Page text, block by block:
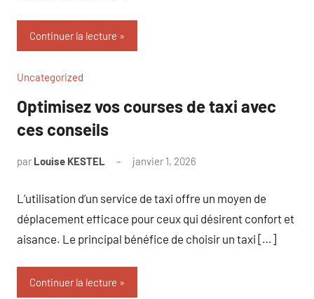
Continuer la lecture
Uncategorized
Optimisez vos courses de taxi avec
ces conseils
par Louise KESTEL janvier 1, 2026
L’utilisation d’un service de taxi offre un moyen de
déplacement efficace pour ceux qui désirent confort et
aisance. Le principal bénéfice de choisir un taxi […]
Continuer la lecture